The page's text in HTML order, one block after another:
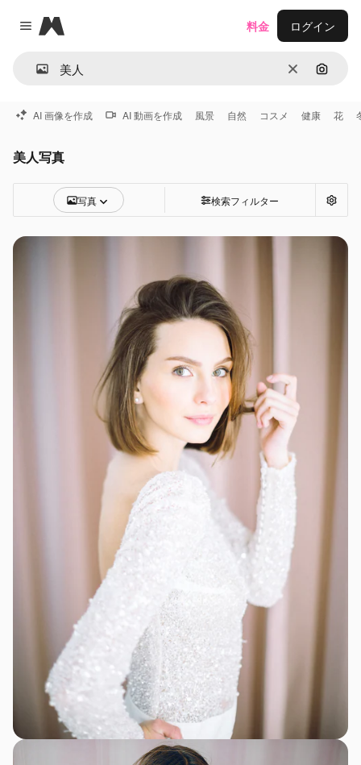
Close menu
Magnific
消去 画像で
料金 ログイン
AI 画像を作成 AI 動画を作成 風景 自然 コスメ 健康 花
美人写真
写真 検索フィルター